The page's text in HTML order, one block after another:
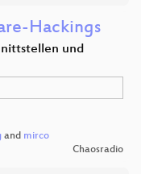
Hackings
und
and mirco
Chaosradio